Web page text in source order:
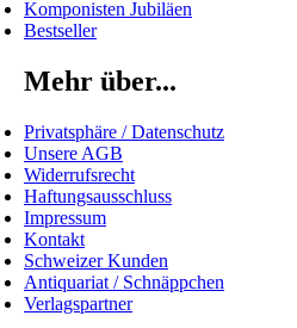
Komponisten Jubiläen
Bestseller
Mehr über...
Privatsphäre / Datenschutz
Unsere AGB
Widerrufsrecht
Haftungsausschluss
Impressum
Kontakt
Schweizer Kunden
Antiquariat / Schnäppchen
Verlagspartner